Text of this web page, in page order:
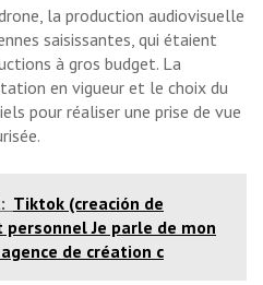
la production audiovisuelle
saisissantes, qui étaient
à gros budget. La
en vigueur et le choix du
pour réaliser une prise de vue
Tiktok (creación de
Je parle de mon
de création c